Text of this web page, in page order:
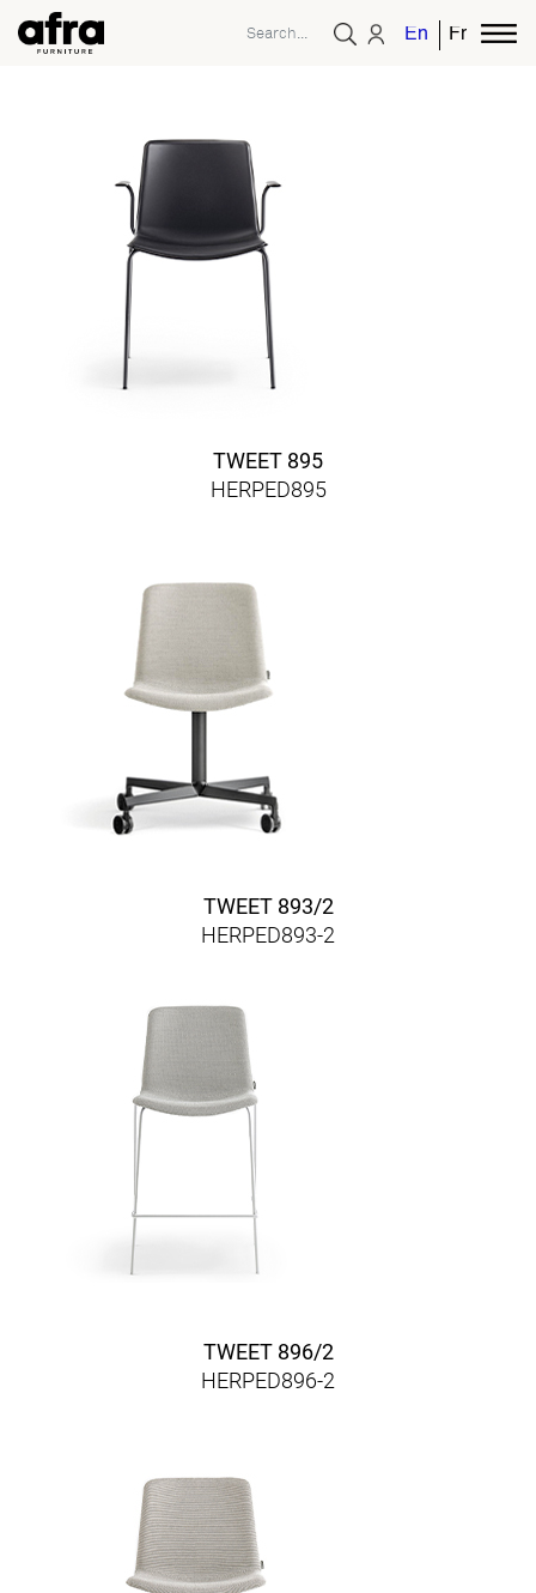
EnglishFrench
TWEET 895
HERPED895
TWEET 893/2
HERPED893-2
TWEET 896/2
HERPED896-2